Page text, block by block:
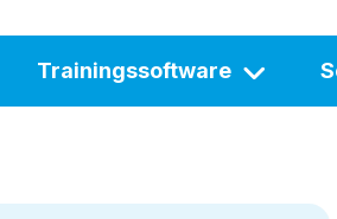
Trainingssoftware